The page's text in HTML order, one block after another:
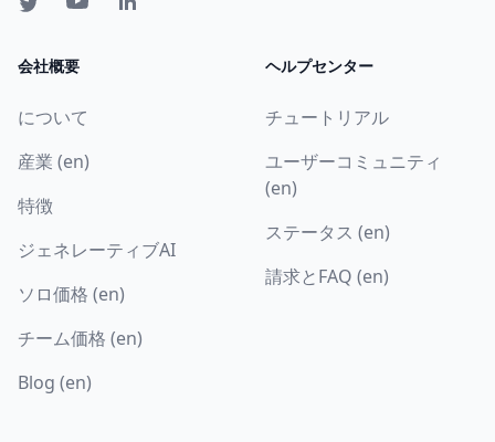
会社概要
について
産業 (en)
特徴
ジェネレーティブAI
ソロ価格 (en)
チーム価格 (en)
Blog (en)
ヘルプセンター
チュートリアル
ユーザーコミュニティ
(en)
ステータス (en)
請求とFAQ (en)